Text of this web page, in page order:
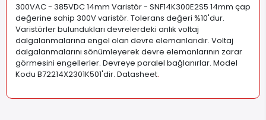
300VAC - 385VDC 14mm Varistör - SNF14K300E2S5 14mm çap
değerine sahip 300V varistör. Tolerans değeri %10'dur.
Varistörler bulundukları devrelerdeki anlık voltaj
dalgalanmalarına engel olan devre elemanlarıdır. Voltaj
dalgalanmalarını sönümleyerek devre elemanlarının zarar
görmesini engellerler. Devreye paralel bağlanırlar. Model
Kodu B72214X2301K501'dir. Datasheet.